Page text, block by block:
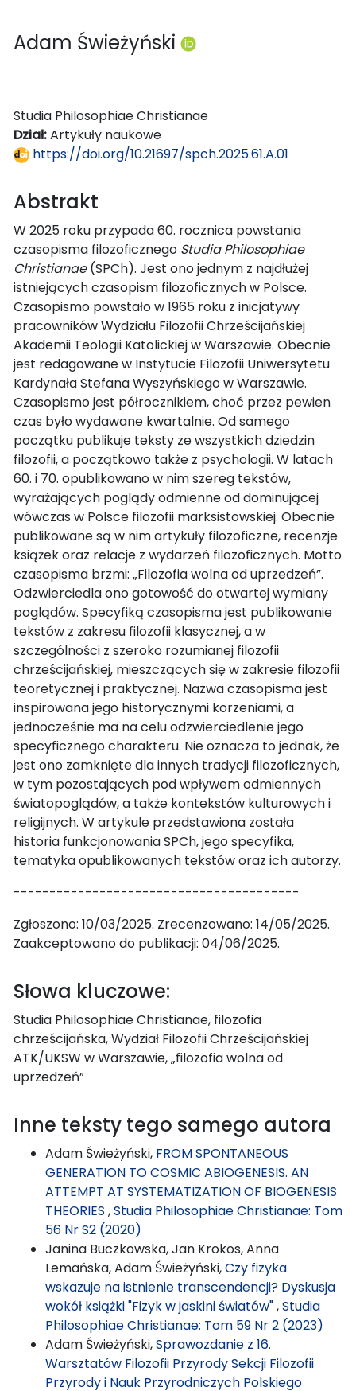
Adam Świeżyński
Studia Philosophiae Christianae
Dział:Artykuły naukowe
https://doi.org/10.21697/spch.2025.61.A.01
Abstrakt
W 2025 roku przypada 60. rocznica powstania
czasopisma filozoficznego Studia Philosophiae
Christianae(SPCh). Jest ono jednym z najdłużej
istniejących czasopism filozoficznych w Polsce.
Czasopismo powstało w 1965 roku z inicjatywy
pracowników Wydziału Filozofii Chrześcijańskiej
Akademii Teologii Katolickiej w Warszawie. Obecnie
jest redagowane w Instytucie Filozofii Uniwersytetu
Kardynała Stefana Wyszyńskiego w Warszawie.
Czasopismo jest półrocznikiem, choć przez pewien
czas było wydawane kwartalnie. Od samego
początku publikuje teksty ze wszystkich dziedzin
filozofii, a początkowo także z psychologii. W latach
60. i 70. opublikowano w nim szereg tekstów,
wyrażających poglądy odmienne od dominującej
wówczas w Polsce filozofii marksistowskiej. Obecnie
publikowane są w nim artykuły filozoficzne, recenzje
książek oraz relacje z wydarzeń filozoficznych. Motto
czasopisma brzmi: „Filozofia wolna od uprzedzeń”.
Odzwierciedla ono gotowość do otwartej wymiany
poglądów. Specyfiką czasopisma jest publikowanie
tekstów z zakresu filozofii klasycznej, a w
szczególności z szeroko rozumianej filozofii
chrześcijańskiej, mieszczących się w zakresie filozofii
teoretycznej i praktycznej. Nazwa czasopisma jest
inspirowana jego historycznymi korzeniami, a
jednocześnie ma na celu odzwierciedlenie jego
specyficznego charakteru. Nie oznacza to jednak, że
jest ono zamknięte dla innych tradycji filozoficznych,
w tym pozostających pod wpływem odmiennych
światopoglądów, a także kontekstów kulturowych i
religijnych. W artykule przedstawiona została
historia funkcjonowania SPCh, jego specyfika,
tematyka opublikowanych tekstów oraz ich autorzy.
----------------------------------------
Zgłoszono: 10/03/2025. Zrecenzowano: 14/05/2025.
Zaakceptowano do publikacji: 04/06/2025.
Słowa kluczowe:
Studia Philosophiae Christianae, filozofia
chrześcijańska, Wydział Filozofii Chrześcijańskiej
ATK/UKSW w Warszawie, „filozofia wolna od
uprzedzeń”
Inne teksty tego samego autora
Adam Świeżyński, FROM SPONTANEOUS
GENERATION TO COSMIC ABIOGENESIS. AN
ATTEMPT AT SYSTEMATIZATION OF BIOGENESIS
THEORIES ,Studia Philosophiae Christianae: Tom
56 Nr S2 (2020)
Janina Buczkowska, Jan Krokos, Anna
Lemańska, Adam Świeżyński,Czy fizyka
wskazuje na istnienie transcendencji? Dyskusja
wokół książki "Fizyk w jaskini światów",Studia
Philosophiae Christianae: Tom 59 Nr 2 (2023)
Adam Świeżyński,Sprawozdanie z 16.
Warsztatów Filozofii Przyrody Sekcji Filozofii
Przyrody i Nauk Przyrodniczych Polskiego